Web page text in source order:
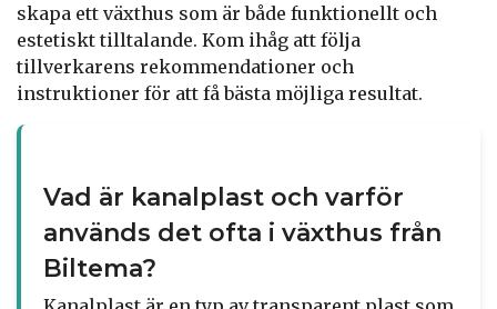
skapa ett växthus som är både funktionellt och
estetiskt tilltalande. Kom ihåg att följa
tillverkarens rekommendationer och
instruktioner för att få bästa möjliga resultat.
Vad är kanalplast och varför
används det ofta i växthus från
Biltema?